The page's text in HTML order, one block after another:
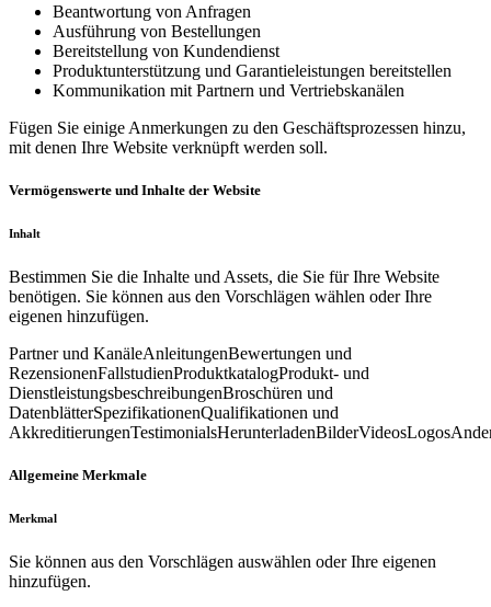
Beantwortung von Anfragen
Ausführung von Bestellungen
Bereitstellung von Kundendienst
Produktunterstützung und Garantieleistungen bereitstellen
Kommunikation mit Partnern und Vertriebskanälen
Fügen Sie einige Anmerkungen zu den Geschäftsprozessen hinzu,
mit denen Ihre Website verknüpft werden soll.
Vermögenswerte und Inhalte der Website
Inhalt
Bestimmen Sie die Inhalte und Assets, die Sie für Ihre Website
benötigen. Sie können aus den Vorschlägen wählen oder Ihre
eigenen hinzufügen.
Partner und KanäleAnleitungenBewertungen und
RezensionenFallstudienProduktkatalogProdukt- und
DienstleistungsbeschreibungenBroschüren und
DatenblätterSpezifikationenQualifikationen und
AkkreditierungenTestimonialsHerunterladenBilderVideosLogos
Allgemeine Merkmale
Merkmal
Sie können aus den Vorschlägen auswählen oder Ihre eigenen
hinzufügen.